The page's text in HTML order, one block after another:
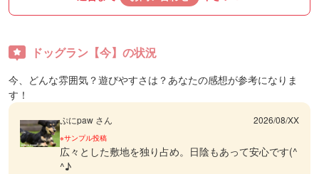
ドッグラン【今】の状況
今、どんな雰囲気？遊びやすさは？あなたの感想が参考になりま
す！
ぷにpaw さん 2026/08/XX
※サンプル投稿
広々とした敷地を独り占め。日陰もあって安心です(^
^♪